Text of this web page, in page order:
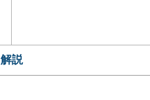
解説